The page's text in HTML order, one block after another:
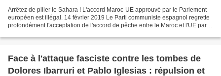
Arrêtez de piller le Sahara ! L'accord Maroc-UE approuvé par le Parlement
européen est illégal. 14 février 2019 Le Parti communiste espagnol regrette
profondément l'acceptation de l'accord de pêche entre le Maroc et l'UE par la
Face à l'attaque fasciste contre les tombes de
Dolores Ibarruri et Pablo Iglesias : répulsion et